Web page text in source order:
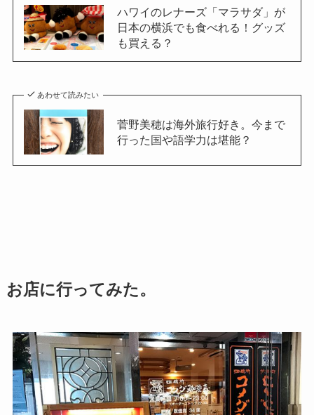
ハワイのレナーズ「マラサダ」が
日本の横浜でも食べれる！グッズ
も買える？
あわせて読みたい
菅野美穂は海外旅行好き。今まで
行った国や語学力は堪能？
お店に行ってみた。